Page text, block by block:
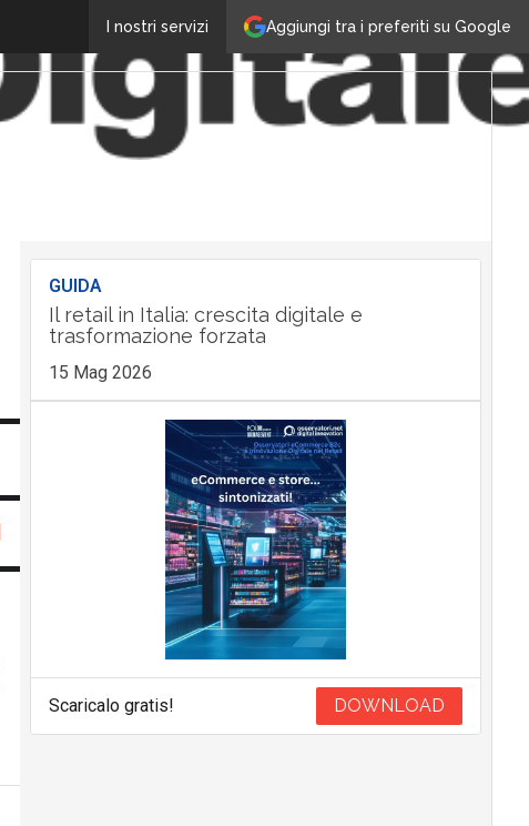
Aggiungi tra i preferiti su Google
I nostri servizi
GUIDA
Il retail in Italia: crescita digitale e
trasformazione forzata
15 Mag 2026
Scaricalo gratis! DOWNLOAD